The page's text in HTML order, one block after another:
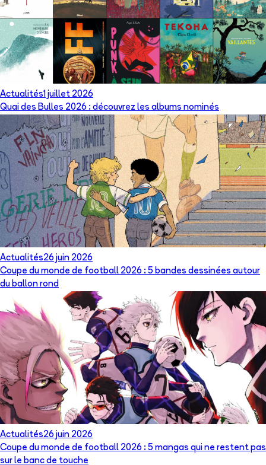
Actualités1 juillet 2026
Quai des Bulles 2026 : découvrez les albums nominés
Actualités26 juin 2026
Coupe du monde de football 2026 : 5 bandes dessinées autour
du ballon rond
Actualités26 juin 2026
Coupe du monde de football 2026 : 5 mangas qui ne restent pas
sur le banc de touche